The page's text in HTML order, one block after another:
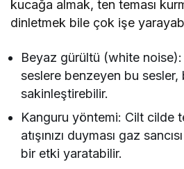
kucağa almak, ten teması
dinletmek bile çok işe
Beyaz gürültü (white noise):
seslere benzeyen bu sesler,
sakinleştirebilir.
Kanguru yöntemi: Cilt cilde
atışınızı duyması gaz
bir etki yaratabilir.